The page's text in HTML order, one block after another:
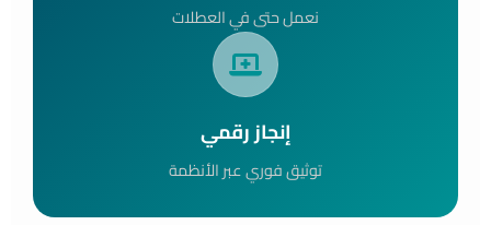
نعمل حتى في العطلات
إنجاز رقمي
توثيق فوري عبر الأنظمة